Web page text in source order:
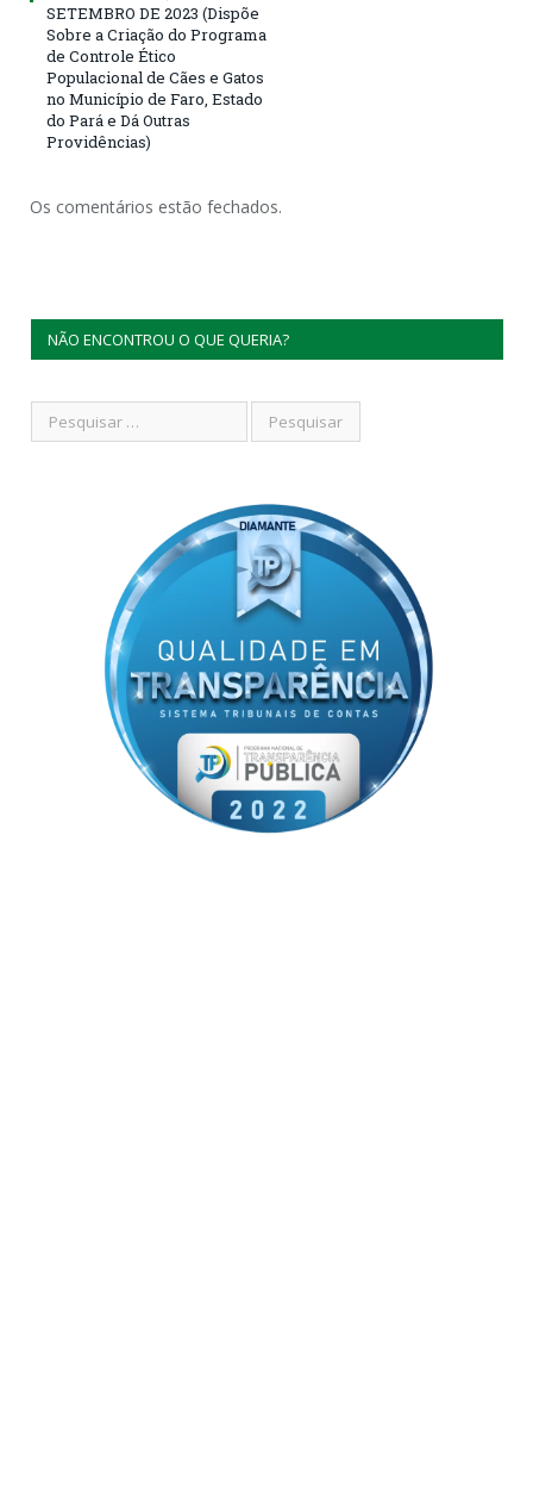
SETEMBRO DE 2023 (Dispõe
Sobre a Criação do Programa
de Controle Ético
Populacional de Cães e Gatos
no Município de Faro, Estado
do Pará e Dá Outras
Providências)
Os comentários estão fechados.
NÃO ENCONTROU O QUE QUERIA?